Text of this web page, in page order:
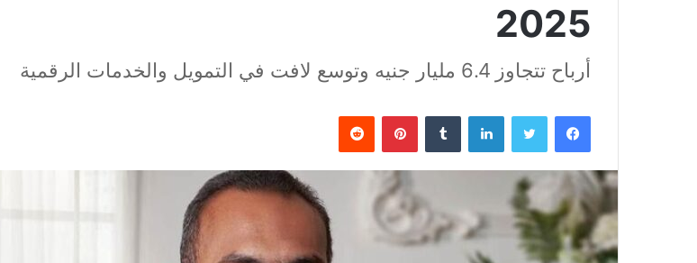
2025
أرباح تتجاوز 6.4 مليار جنيه وتوسع لافت في التمويل والخدمات الرقمية
فيسبوك تويتر لينكدإن بينتيريست